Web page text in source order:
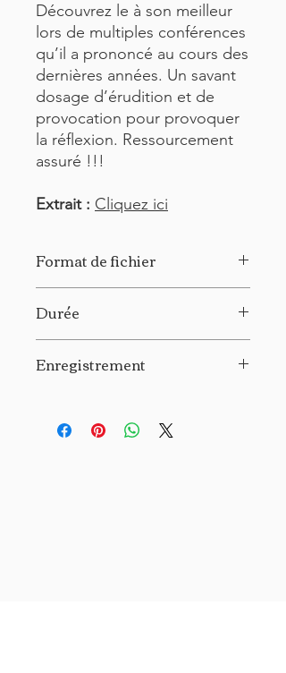
Découvrez le à son meilleur
lors de multiples conférences
qu’il a prononcé au cours des
dernières années. Un savant
dosage d’érudition et de
provocation pour provoquer
la réflexion. Ressourcement
assuré !!!
Extrait : Cliquez ici
Format de fichier
Durée
Enregistrement